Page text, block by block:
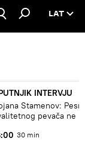
LAT
INTERVJU
Stamenov:
pevača ne
30 min